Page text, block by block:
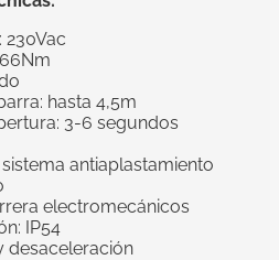
230Vac
hasta 4,5m
3-6 segundos
antiaplastamiento
electromecánicos
IP54
desaceleración